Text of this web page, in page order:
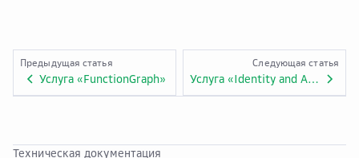
Предыдущая статья
Услуга «FunctionGraph»
Следующая статья
Услуга «Identity and Access Management»
Техническая документация